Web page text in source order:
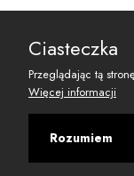
Ciasteczka
Przeglądając tą
Więcej informacji
Rozumiem